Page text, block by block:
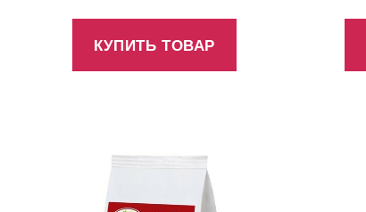
КУПИТЬ ТОВАР